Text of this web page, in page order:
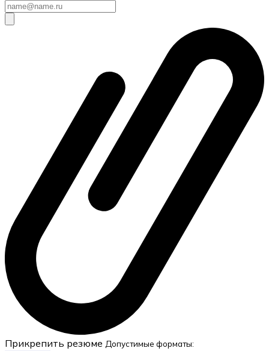
Прикрепить резюме Допустимые форматы: